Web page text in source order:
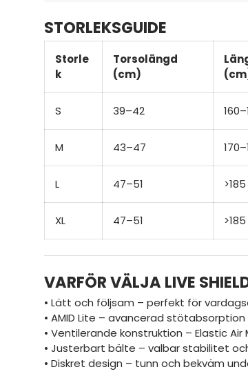
STORLEKSGUIDE
Storle
k
Torsolängd
(cm)
S 39–42
M 43–47
L 47–51 >185
XL 47–51 >185
VARFÖR VÄLJA LIVE
• Lätt och följsam – perfekt för
• AMID Lite – avancerad stötabsorption
• Ventilerande konstruktion – Elastic Air
• Justerbart bälte – valbar stabilitet
• Diskret design – tunn och bekväm